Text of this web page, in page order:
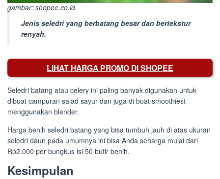
gambar: shopee.co.id.
Jenis seledri yang berbatang besar dan bertekstur
renyah.
LIHAT HARGA PROMO DI SHOPEE
Seledri batang atau celery ini paling banyak digunakan untuk
dibuat campuran salad sayur dan juga di buat smoothiest
menggunakan blender.
Harga benih seledri batang yang bisa tumbuh jauh di atas ukuran
seledri daun pada umumnya ini bisa Anda seharga mulai dari
Rp2.000 per bungkus isi 50 butir benih.
Kesimpulan